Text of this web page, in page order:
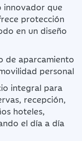
innovador que
protección
en un diseño
de aparcamiento
personal
integral para
recepción,
hoteles,
el día a día